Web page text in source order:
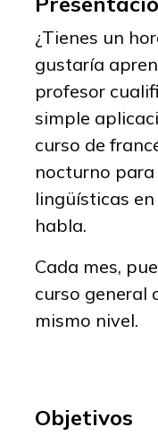
¿Tienes un
gustaría
profesor
simple
curso de
nocturno
lingüísticas
habla.
Cada mes,
curso general
mismo nivel.
Objetivos